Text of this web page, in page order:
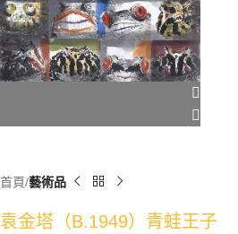
首頁 藝術品
袁金塔（B.1949）青蛙王子